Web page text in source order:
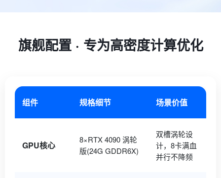
旗舰配置 · 专为高密度计算优化
组件 规格细节 场景价值
GPU核心
8×RTX 4090 涡轮
版(24G GDDR6X)
双槽涡轮设
计，8卡满血
并行不降频